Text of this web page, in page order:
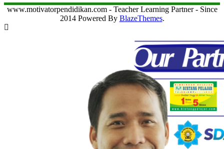
www.motivatorpendidikan.com - Teacher Learning Partner - Since
2014 Powered By BlazeThemes.